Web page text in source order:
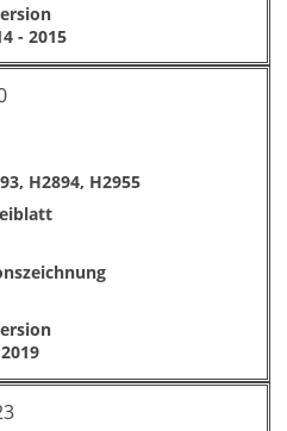
- 2015
H2894, H2955
2019